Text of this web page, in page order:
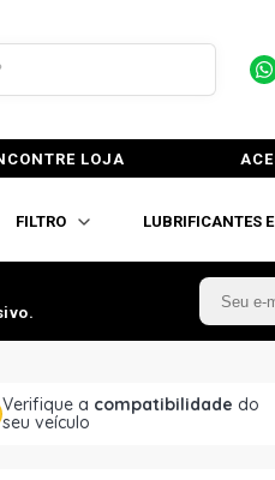
LOJA
FILTRO LUBRIFICANTES
Verifique a compatibilidade do
seu veículo